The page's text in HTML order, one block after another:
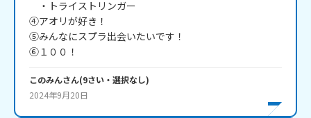
・トライストリンガー
④アオリが好き！
⑤みんなにスプラ出会いたいです！
⑥１００！
このみんさん(9さい・ 選択なし)
2024年9月20日